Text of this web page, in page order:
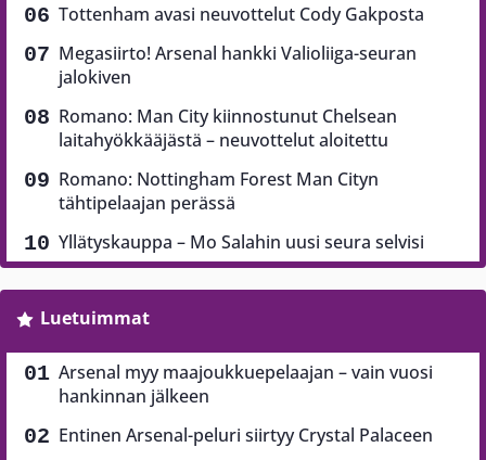
Tottenham avasi neuvottelut Cody Gakposta
Megasiirto! Arsenal hankki Valioliiga-seuran
jalokiven
Romano: Man City kiinnostunut Chelsean
laitahyökkääjästä – neuvottelut aloitettu
Romano: Nottingham Forest Man Cityn
tähtipelaajan perässä
Yllätyskauppa – Mo Salahin uusi seura selvisi
Luetuimmat
Arsenal myy maajoukkuepelaajan – vain vuosi
hankinnan jälkeen
Entinen Arsenal-peluri siirtyy Crystal Palaceen